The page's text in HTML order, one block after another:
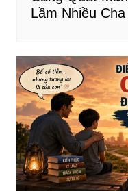
Lầm Nhiều